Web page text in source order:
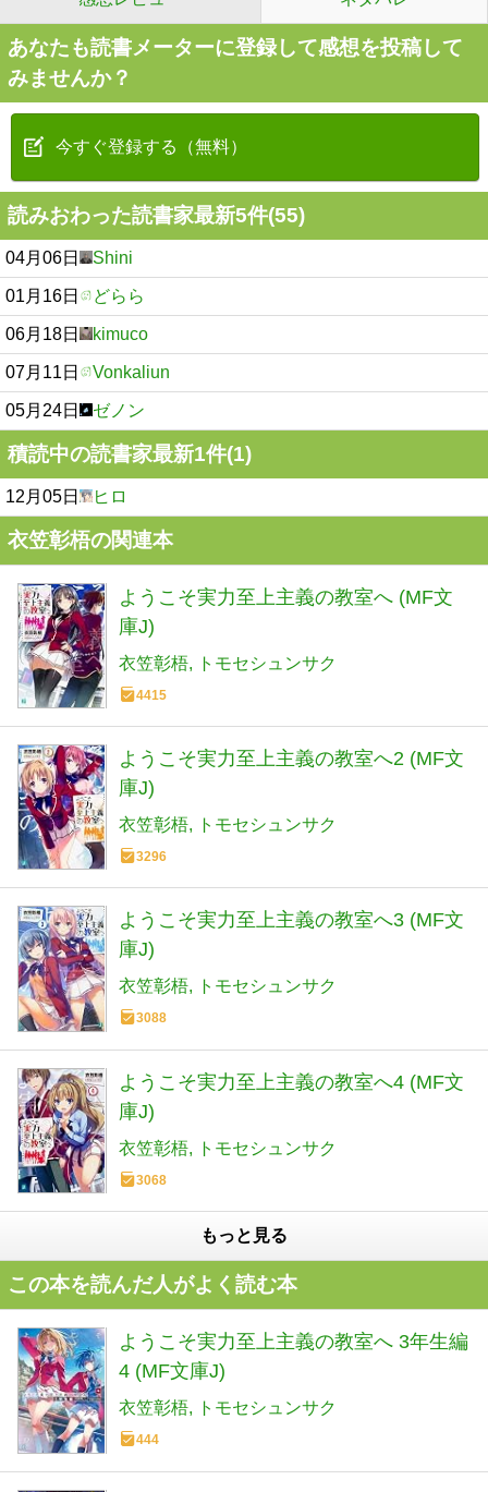
あなたも読書メーターに登録して感想を投稿して
みませんか？
今すぐ登録する（無料）
読みおわった読書家最新5件(55)
04月06日 Shini
01月16日 どらら
06月18日 kimuco
07月11日 Vonkaliun
05月24日 ゼノン
積読中の読書家最新1件(1)
12月05日 ヒロ
衣笠彰梧の関連本
ようこそ実力至上主義の教室へ (MF文
庫J)
衣笠彰梧 トモセシュンサク
4415
ようこそ実力至上主義の教室へ2 (MF文
庫J)
衣笠彰梧 トモセシュンサク
3296
ようこそ実力至上主義の教室へ3 (MF文
庫J)
衣笠彰梧 トモセシュンサク
3088
ようこそ実力至上主義の教室へ4 (MF文
庫J)
衣笠彰梧 トモセシュンサク
3068
もっと見る
この本を読んだ人がよく読む本
ようこそ実力至上主義の教室へ 3年生編
4 (MF文庫J)
衣笠彰梧 トモセシュンサク
444